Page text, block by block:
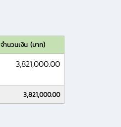
จำนวนเงิน (บาท)
3,821,000.00
3,821,000.00